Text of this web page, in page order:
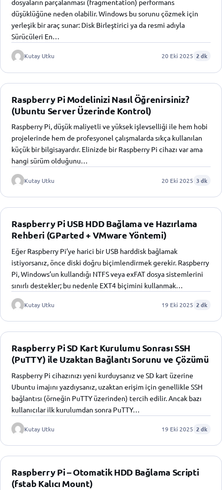
dosyaların parçalanması (fragmentation) performans
düşüklüğüne neden olabilir. Windows bu sorunu çözmek için
yerleşik bir araç sunar: Disk Birleştirici ya da resmi adıyla
Sürücüleri En…
Kutay Utku 20 Eki 2025 2 dk
Raspberry Pi Modelinizi Nasıl Öğrenirsiniz?
(Ubuntu Server Üzerinde Kontrol)
Raspberry Pi, düşük maliyetli ve yüksek işlevselliği ile hem hobi
projelerinde hem de profesyonel çalışmalarda sıkça kullanılan
küçük bir bilgisayardır. Elinizde bir Raspberry Pi cihazı var ama
hangi sürüm olduğunu…
Kutay Utku 20 Eki 2025 3 dk
Raspberry Pi USB HDD Bağlama ve Hazırlama
Rehberi (GParted + VMware Yöntemi)
Eğer Raspberry Pi’ye harici bir USB harddisk bağlamak
istiyorsanız, önce diski doğru biçimlendirmek gerekir. Raspberry
Pi, Windows’un kullandığı NTFS veya exFAT dosya sistemlerini
sınırlı destekler; bu nedenle EXT4 biçimini kullanmak…
Kutay Utku 19 Eki 2025 2 dk
Raspberry Pi SD Kart Kurulumu Sonrası SSH
(PuTTY) ile Uzaktan Bağlantı Sorunu ve Çözümü
Raspberry Pi cihazınızı yeni kurduysanız ve SD kart üzerine
Ubuntu imajını yazdıysanız, uzaktan erişim için genellikle SSH
bağlantısı (örneğin PuTTY üzerinden) tercih edilir. Ancak bazı
kullanıcılar ilk kurulumdan sonra PuTTY…
Kutay Utku 19 Eki 2025 2 dk
Raspberry Pi – Otomatik HDD Bağlama Scripti
(fstab Kalıcı Mount)